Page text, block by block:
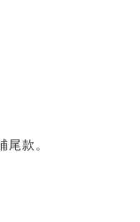
款。